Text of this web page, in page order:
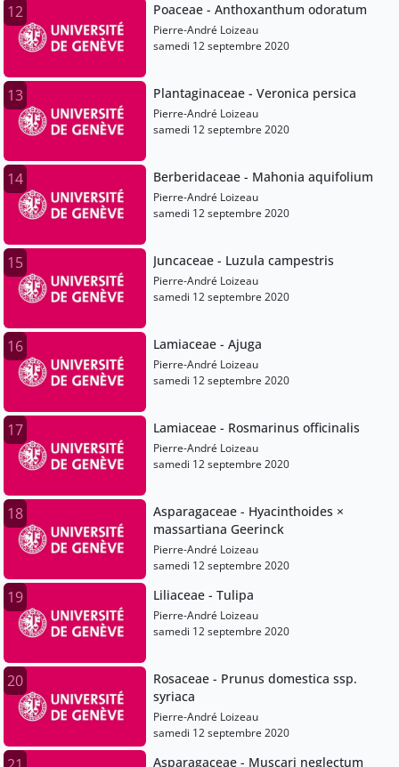
12 Poaceae - Anthoxanthum odoratum
Pierre-André Loizeau
samedi 12 septembre 2020
13 Plantaginaceae - Veronica persica
Pierre-André Loizeau
samedi 12 septembre 2020
14 Berberidaceae - Mahonia aquifolium
Pierre-André Loizeau
samedi 12 septembre 2020
15 Juncaceae - Luzula campestris
Pierre-André Loizeau
samedi 12 septembre 2020
16 Lamiaceae - Ajuga
Pierre-André Loizeau
samedi 12 septembre 2020
17 Lamiaceae - Rosmarinus officinalis
Pierre-André Loizeau
samedi 12 septembre 2020
18
Asparagaceae - Hyacinthoides ×
massartiana Geerinck
Pierre-André Loizeau
samedi 12 septembre 2020
19 Liliaceae - Tulipa
Pierre-André Loizeau
samedi 12 septembre 2020
20
Rosaceae - Prunus domestica ssp.
syriaca
Pierre-André Loizeau
samedi 12 septembre 2020
Asparagaceae - Muscari neglectum